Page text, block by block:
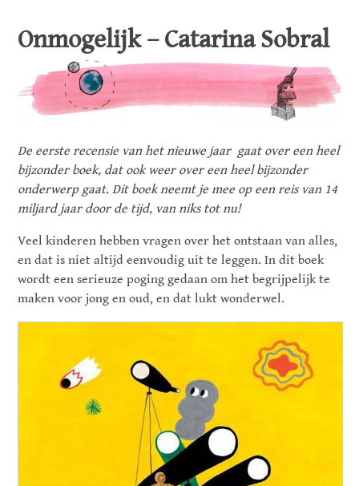
Onmogelijk – Catarina Sobral
De eerste recensie van het nieuwe jaar gaat over een heel
bijzonder boek, dat ook weer over een heel bijzonder
onderwerp gaat. Dit boek neemt je mee op een reis van 14
miljard jaar door de tijd, van niks tot nu!
Veel kinderen hebben vragen over het ontstaan van alles,
en dat is niet altijd eenvoudig uit te leggen. In dit boek
wordt een serieuze poging gedaan om het begrijpelijk te
maken voor jong en oud, en dat lukt wonderwel.